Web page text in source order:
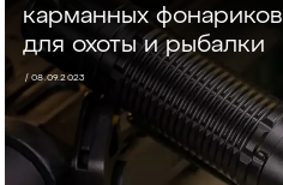
карманных фонариков
для охоты и рыбалки
/ 08.09.2023